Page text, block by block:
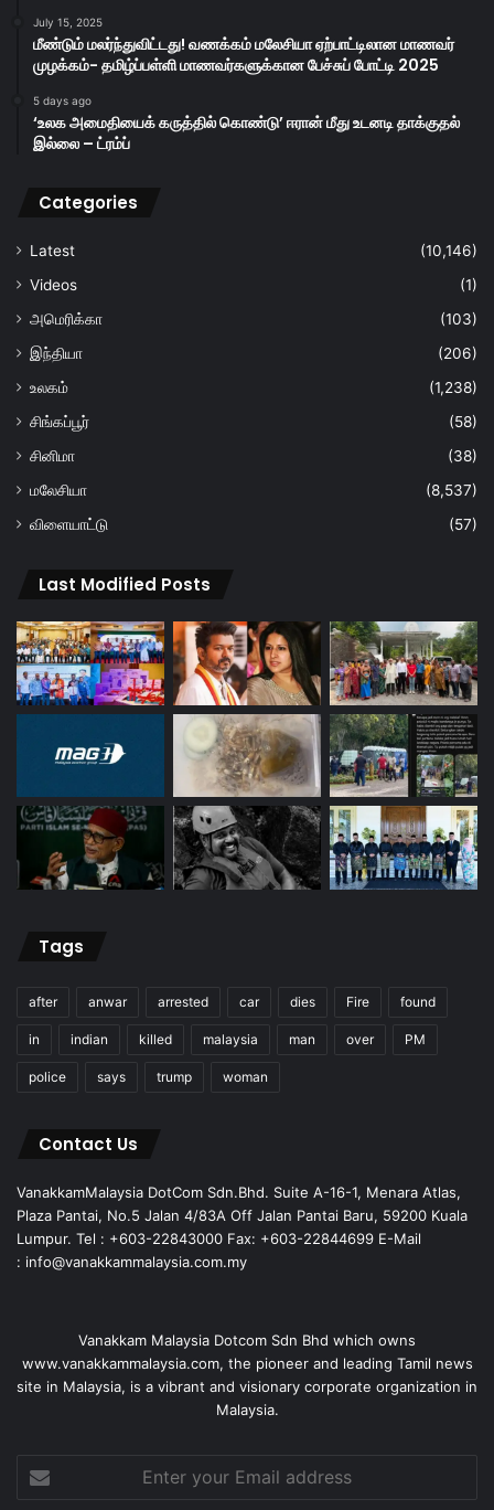
July 15, 2025
மீண்டும் மலர்ந்துவிட்டது! வணக்கம் மலேசியா ஏற்பாட்டிலான மாணவர்
முழக்கம்- தமிழ்ப்பள்ளி மாணவர்களுக்கான பேச்சுப் போட்டி 2025
5 days ago
‘உலக அமைதியைக் கருத்தில் கொண்டு’ ஈரான் மீது உடனடி தாக்குதல்
இல்லை – ட்ரம்ப்
Categories
Latest
(10,146)
Videos
(1)
அமெரிக்கா
(103)
இந்தியா
(206)
உலகம்
(1,238)
சிங்கப்பூர்
(58)
சினிமா
(38)
மலேசியா
(8,537)
விளையாட்டு
(57)
Last Modified Posts
Tags
after anwar arrested car dies Fire found
in indian killed malaysia man over PM
police says trump woman
Contact Us
VanakkamMalaysia DotCom Sdn.Bhd. Suite A-16-1, Menara Atlas,
Plaza Pantai, No.5 Jalan 4/83A Off Jalan Pantai Baru, 59200 Kuala
Lumpur. Tel : +603-22843000 Fax: +603-22844699 E-Mail
: info@vanakkammalaysia.com.my
Vanakkam Malaysia Dotcom Sdn Bhd which owns
www.vanakkammalaysia.com, the pioneer and leading Tamil news
site in Malaysia, is a vibrant and visionary corporate organization in
Malaysia.
your